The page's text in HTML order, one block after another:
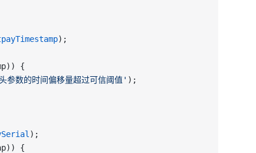
);
{
参数的时间偏移量超过可信阈值' );
);
{